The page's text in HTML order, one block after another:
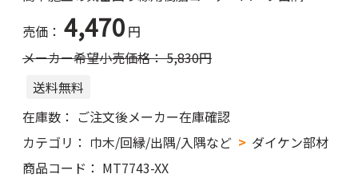
売価： 4,470 円
メーカー希望小売価格：5,830円
送料無料
在庫数： ご注文後メーカー在庫確認
カテゴリ： 巾木/回縁/出隅/入隅など
ダイケン部材
商品コード： MT7743-XX